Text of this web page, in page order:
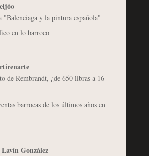
"Balenciaga y la pintura española"
en lo barroco
de Rembrandt, ¿de 650 libras a 16
barrocas de los últimos años en
González